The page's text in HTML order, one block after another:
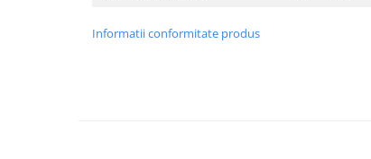
Informatii conformitate produs